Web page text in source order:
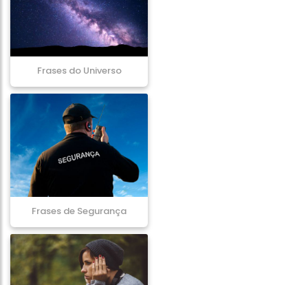
Frases do Universo
Frases de Segurança